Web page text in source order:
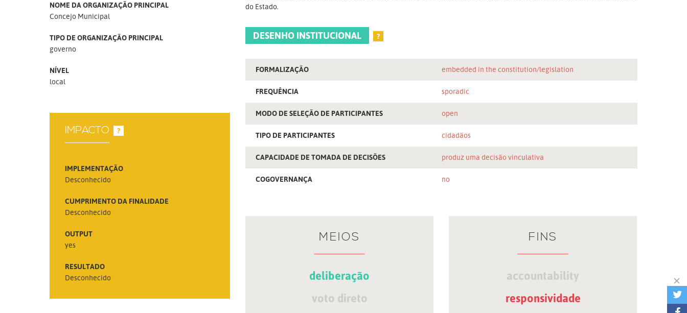
NOME DA ORGANIZAÇÃO PRINCIPAL
Concejo Municipal
TIPO DE ORGANIZAÇÃO PRINCIPAL
governo
NÍVEL
local
IMPACTO ?
IMPLEMENTAÇÃO
Desconhecido
CUMPRIMENTO DA FINALIDADE
Desconhecido
OUTPUT
yes
RESULTADO
Desconhecido
do Estado.
DESENHO INSTITUCIONAL ?
FORMALIZAÇÃO embedded in the constitution/legislation
FREQUÊNCIA sporadic
MODO DE SELEÇÃO DE PARTICIPANTES open
TIPO DE PARTICIPANTES cidadãos
CAPACIDADE DE TOMADA DE DECISÕES produz uma decisão vinculativa
COGOVERNANÇA no
MEIOS
deliberação
voto direto
FINS
accountability
responsividade